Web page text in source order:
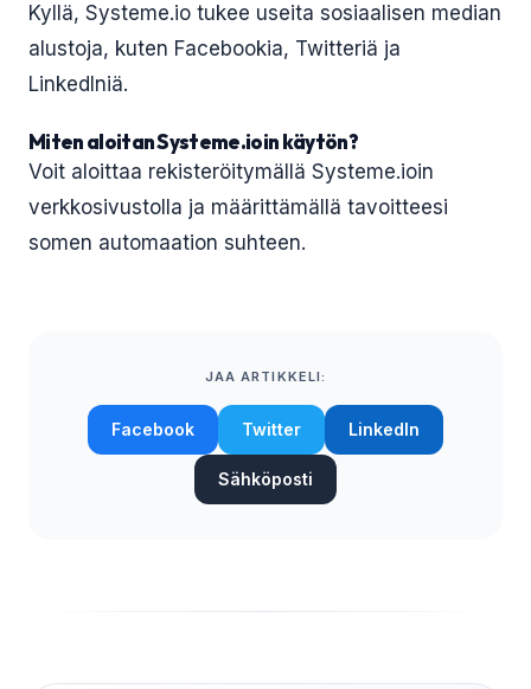
Kyllä, Systeme.io tukee useita sosiaalisen median
alustoja, kuten Facebookia, Twitteriä ja
LinkedIniä.
Miten aloitan Systeme.ioin käytön?
Voit aloittaa rekisteröitymällä Systeme.ioin
verkkosivustolla ja määrittämällä tavoitteesi
somen automaation suhteen.
JAA ARTIKKELI:
Facebook Twitter LinkedIn
Sähköposti